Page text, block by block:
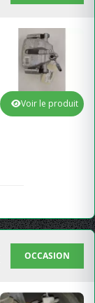
Voir le produit
OCCASION